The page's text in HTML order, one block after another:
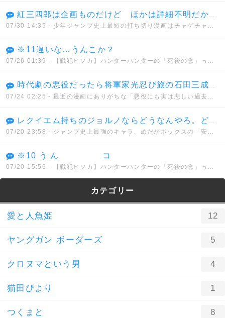
紅三四郎は企画ものだけど ほかは詳細不明だから間違いでもない 通常打ち切りとはっきりしてるものではセコンド(6週)が最短
07/30 14:35 - 少年ジャンプ史上最短の打ち切り漫画はチャゲチャとかいうデマwwwww
※11遅いな…うんこか？
07/26 01:39 - 【戦犯ヒソカ】ハンターハンターの「死後の念」って正直設定ミスだよな？
時代劇の悪役だったら将軍家光忍び旅の石田三成の娘で徳川に復讐しようとしてた 五十鈴とか悪代官とはノリが違い過ぎて何だかなって感じだった
07/24 02:25 - 最近の漫画にありがちな「悪役にも実は悲しい過去があったんだ」的なヤツどう思う？
レクイエム持ちのジョルノならどうなんやろ。どんな能力を持とうと真実に到達できないでなんとか、、、
07/20 23:58 - ジャンプ史上最強のキャラ、めだかボックスの「安心院なじみ」に決まってしまう。。。
※10 う ん コ
07/20 15:56 - 【戦犯ヒソカ】ハンターハンターの「死後の念」って正直設定ミスだよな？
カテゴリー
愛と人魚姫 12
ヤングガン ボーダーズ 5
クロヌマという男 4
猫田びより 1
つくまと 8